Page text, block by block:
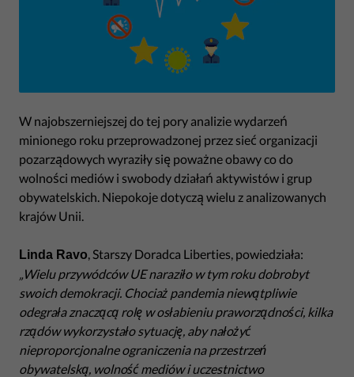
W najobszerniejszej do tej pory analizie wydarzeń
minionego roku przeprowadzonej przez sieć organizacji
pozarządowych wyraziły się poważne obawy co do
wolności mediów i swobody działań aktywistów i grup
obywatelskich. Niepokoje dotyczą wielu z analizowanych
krajów Unii.
Linda Ravo , Starszy Doradca Liberties, powiedziała:
„Wielu przywódców UE naraziło w tym roku dobrobyt
swoich demokracji. Chociaż pandemia niewątpliwie
odegrała znaczącą rolę w osłabieniu praworządności, kilka
rządów wykorzystało sytuację, aby nałożyć
nieproporcjonalne ograniczenia na przestrzeń
obywatelską, wolność mediów i uczestnictwo